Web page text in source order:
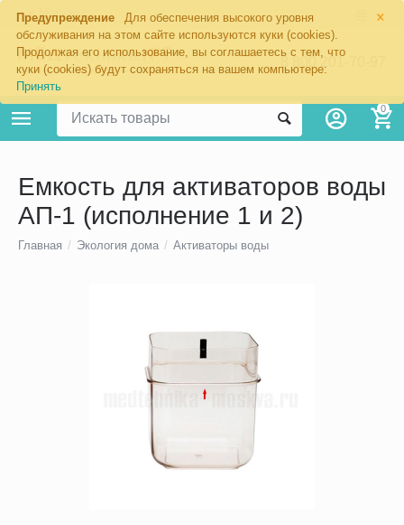
×
Предупреждение
Для обеспечения высокого уровня
обслуживания на этом сайте используются куки (cookies).
Продолжая его использование, вы соглашаетесь с тем, что
куки (cookies) будут сохраняться на вашем компьютере:
Принять
Москва
8 800 201-70-97
0
Емкость для активаторов воды
АП-1 (исполнение 1 и 2)
Главная / Экология дома / Активаторы воды